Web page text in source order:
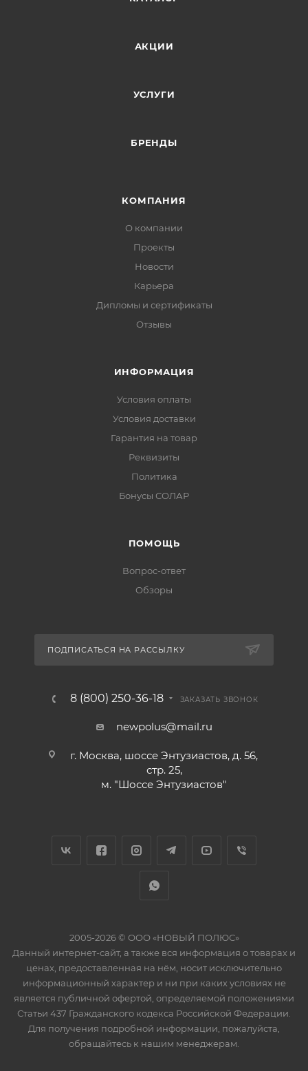
АКЦИИ
УСЛУГИ
БРЕНДЫ
КОМПАНИЯ
О компании
Проекты
Новости
Карьера
Дипломы и сертификаты
Отзывы
ИНФОРМАЦИЯ
Условия оплаты
Условия доставки
Гарантия на товар
Реквизиты
Политика
Бонусы СОЛАР
ПОМОЩЬ
Вопрос-ответ
Обзоры
ПОДПИСАТЬСЯ НА РАССЫЛКУ
8 (800) 250-36-18 ЗАКАЗАТЬ ЗВОНОК
newpolus@mail.ru
г. Москва, шоссе Энтузиастов, д. 56,
стр. 25,
м. "Шоссе Энтузиастов"
2005-2026 © ООО «НОВЫЙ ПОЛЮС»
Данный интернет-сайт, а также вся информация о товарах и
ценах, предоставленная на нём, носит исключительно
информационный характер и ни при каких условиях не
является публичной офертой, определяемой положениями
Статьи 437 Гражданского кодекса Российской Федерации.
Для получения подробной информации, пожалуйста,
обращайтесь к нашим менеджерам.